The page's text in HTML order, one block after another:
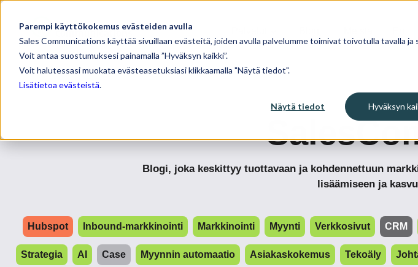
Parempi käyttökokemus evästeiden avulla
Sales Communications käyttää sivuillaan evästeitä, joiden avulla palvelumme toimivat toivotulla tavalla
Voit antaa suostumuksesi painamalla ”Hyväksyn kaikki”.
Voit halutessasi muokata evästeasetuksiasi klikkaamalla "Näytä tiedot".
Lisätietoa evästeistä.
Näytä tiedot Hyväksyn
Blogi, joka keskittyy tuottavaan ja kohdennettuun
lisäämiseen ja
Hubspot Inbound-markkinointi Markkinointi Myynti Verkkosivut CRM
Strategia AI Case Myynnin automaatio Asiakaskokemus Tekoäly